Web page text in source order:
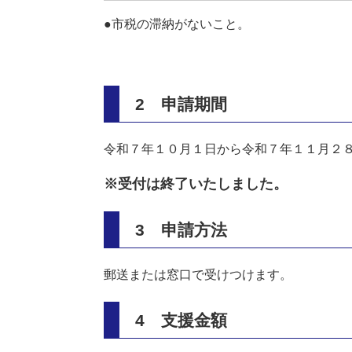
●市税の滞納がないこと。
2 申請期間
令和７年１０月１日から令和７年１１月２
※受付は終了いたしました。
3 申請方法
郵送または窓口で受けつけます。
4 支援金額